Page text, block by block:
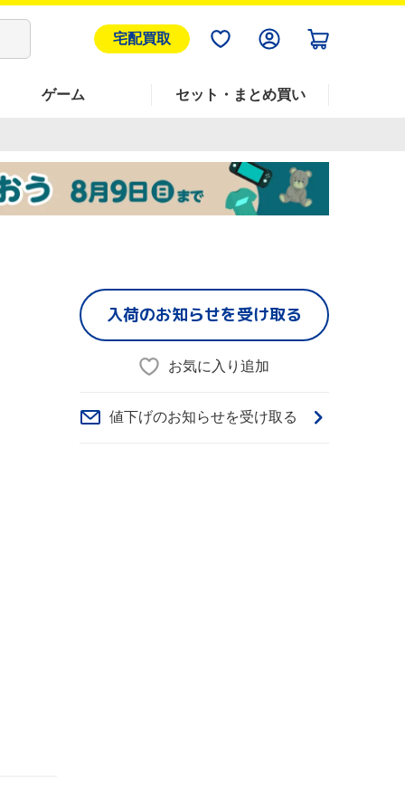
宅配買取
ゲーム セット・まとめ買い
入荷のお知らせを受け取る
お気に入り追加
値下げのお知らせを受け取る